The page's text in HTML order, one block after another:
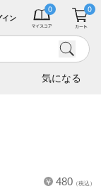
気になる
イン
480 （税込）